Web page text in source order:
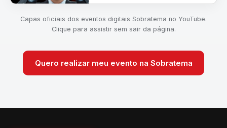
Capas oficiais dos eventos digitais Sobratema no YouTube.
Clique para assistir sem sair da página.
Quero realizar meu evento na Sobratema